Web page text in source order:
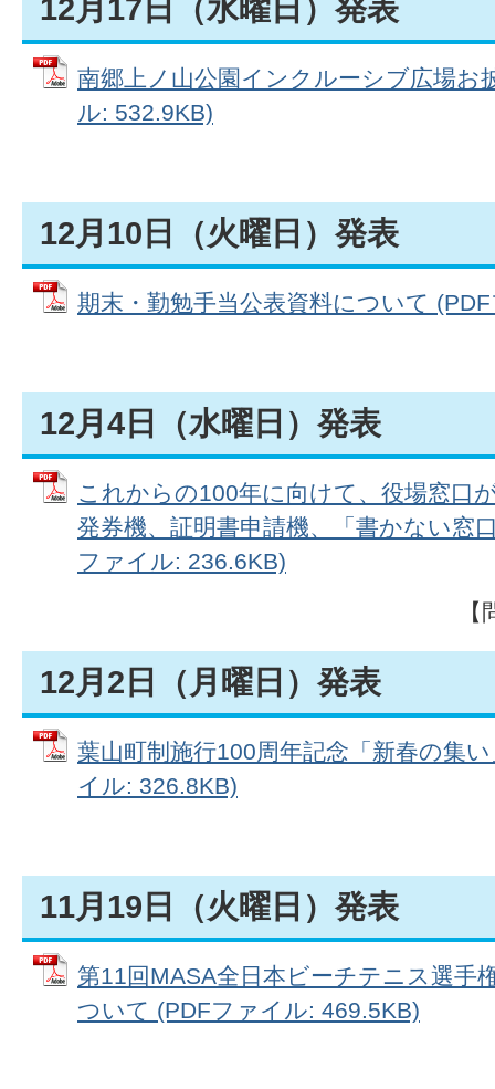
12月17日（水曜日）発表
南郷上ノ山公園インクルーシブ広場お
ル: 532.9KB)
12月10日（火曜日）発表
期末・勤勉手当公表資料について
12月4日（水曜日）発表
これからの100年に向けて、役場窓口
発券機、証明書申請機、「書かない窓
ファイル: 236.6KB)
12月2日（月曜日）発表
葉山町制施行100周年記念「新春の集
イル: 326.8KB)
11月19日（火曜日）発表
第11回MASA全日本ビーチテニス選手
ついて (PDFファイル: 469.5KB)